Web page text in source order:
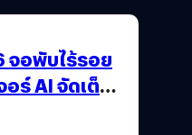
จอพับไร้รอย
ร์ AI จัดเต็ม